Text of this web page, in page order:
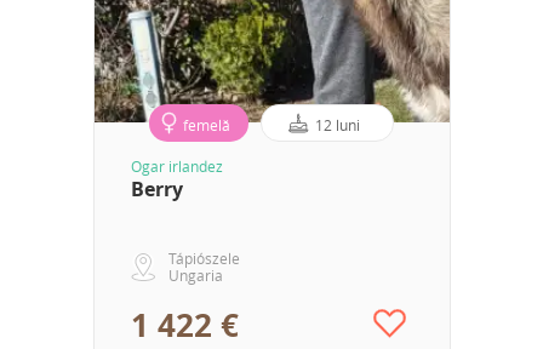
femelă 12 luni
Ogar irlandez
Berry
Tápiószele
Ungaria
1 422 €